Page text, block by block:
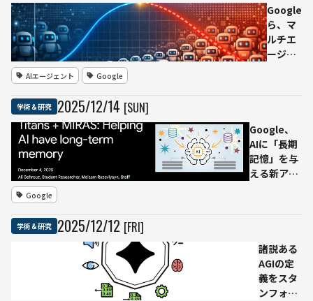
ド大
学、
カー
ネギ
の研
究チ
ーム
の“完
全グ
ロー
バ
ット
を公
開
Google
ら、マ
ルチエ
ージェ
理」を
定量化
──数
を増や
ではな
かった
AIエージェント Google
学術＆研究 2025/12/14 [SUN]
Google、
AIに「長期
記憶」を与
える新アー
ワーク
「MIRAS」
を発表
Google
学術＆研究 2025/12/12 [FRI]
諸説ある
AGIの定
義をスタ
ンフォー